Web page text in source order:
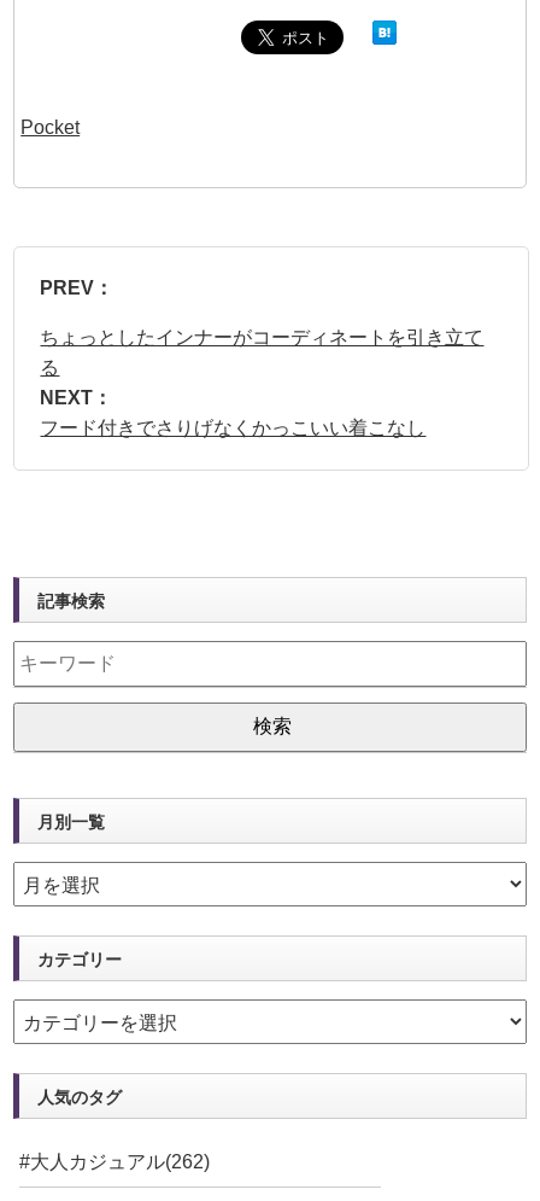
Pocket
PREV：
ちょっとしたインナーがコーディネートを引き立て
る
NEXT：
フード付きでさりげなくかっこいい着こなし
記事検索
月別一覧
カテゴリー
人気のタグ
#大人カジュアル(262)